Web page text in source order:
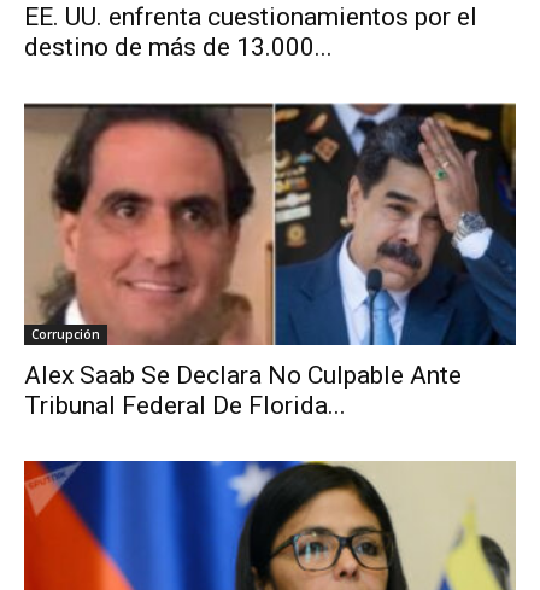
EE. UU. enfrenta cuestionamientos por el
destino de más de 13.000...
Corrupción
Alex Saab Se Declara No Culpable Ante
Tribunal Federal De Florida...